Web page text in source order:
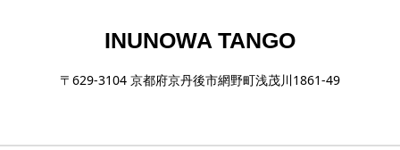
INUNOWA TANGO
〒629-3104 京都府京丹後市網野町浅茂川1861-49